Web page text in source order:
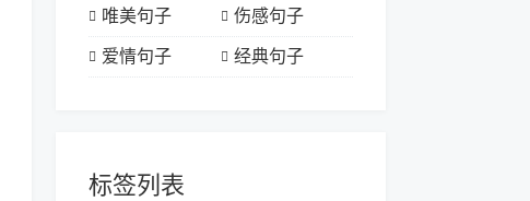
唯美句子 伤感句子
爱情句子 经典句子
标签列表